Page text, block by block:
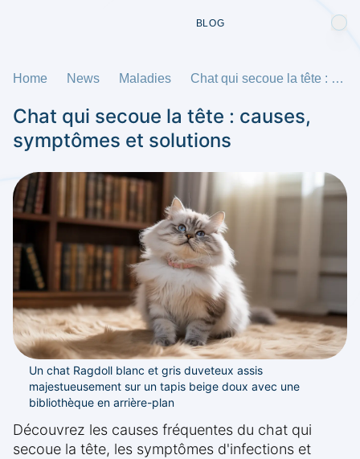
BLOG
Home News Maladies Chat qui secoue la tête : causes, symptômes et solutions
Chat qui secoue la tête : causes,
symptômes et solutions
Un chat Ragdoll blanc et gris duveteux assis
majestueusement sur un tapis beige doux avec une
bibliothèque en arrière-plan
Découvrez les causes fréquentes du chat qui
secoue la tête, les symptômes d'infections et